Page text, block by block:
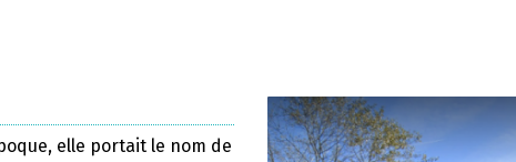
elle portait le nom de